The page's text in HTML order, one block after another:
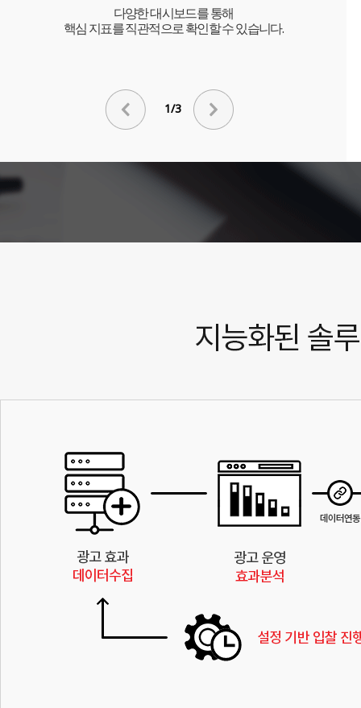
1/3
다양한 대시보드를 통해
핵심 지표를 직관적으로 확인할 수 있습니다.